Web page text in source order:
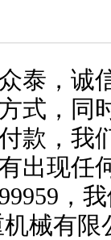
泰，诚
式，同
款，我
出现任
，
械有